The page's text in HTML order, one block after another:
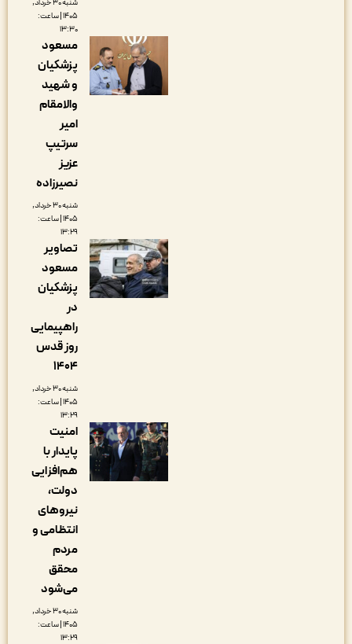
شنبه ۳۰ خرداد,
۱۴۰۵ | ساعت:
مسعود
پزشکیان
و شهید
والامقام
نصیرزاده
شنبه ۳۰ خرداد,
۱۴۰۵ | ساعت:
تصاویر
مسعود
پزشکیان
راهپیمایی
روز قدس
شنبه ۳۰ خرداد,
۱۴۰۵ | ساعت:
امنیت
پایدار با
هم‌افزایی
نیروهای
انتظامی و
می‌شود
شنبه ۳۰ خرداد,
۱۴۰۵ | ساعت: